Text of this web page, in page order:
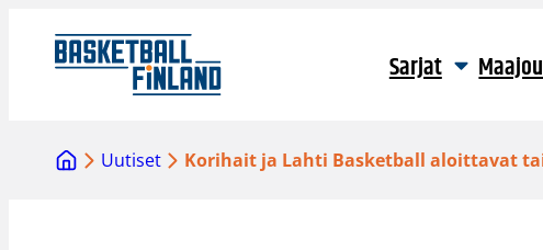
sisältöön
Sarjat
Uutiset Korihait ja Lahti Basketball aloittavat